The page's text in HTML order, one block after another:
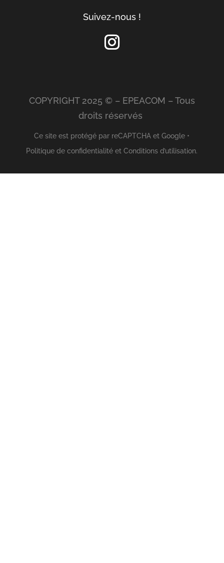
Suivez-nous !
COPYRIGHT 2025 © – EPEACOM – Tous
droits réservés
Ce site est protégé par reCAPTCHA et Google •
Politique de confidentialité etConditions d’utilisation.